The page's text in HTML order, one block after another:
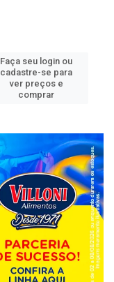
Faça seu login ou
cadastre-se para
ver preços e
comprar